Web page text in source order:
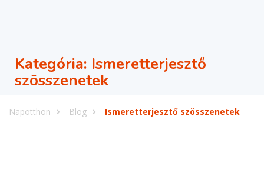
Kategória: Ismeretterjesztő
szösszenetek
Napotthon Blog Ismeretterjesztő szösszenetek